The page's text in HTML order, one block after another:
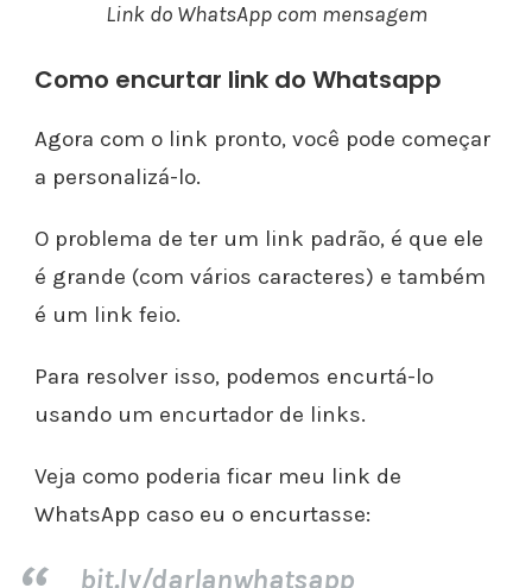
Link do WhatsApp com mensagem
Como encurtar link do Whatsapp
Agora com o link pronto, você pode começar
a personalizá-lo.
O problema de ter um link padrão, é que ele
é grande (com vários caracteres) e também
é um link feio.
Para resolver isso, podemos encurtá-lo
usando um encurtador de links.
Veja como poderia ficar meu link de
WhatsApp caso eu o encurtasse:
bit.ly/darlanwhatsapp